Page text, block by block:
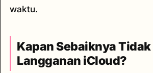
waktu.
Kapan Sebaiknya
Langganan iCloud?